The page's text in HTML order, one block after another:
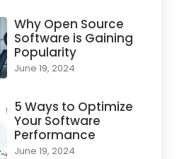
Why Open Source
Software is Gaining
Popularity
June 19, 2024
5 Ways to Optimize
Your Software
Performance
June 19, 2024